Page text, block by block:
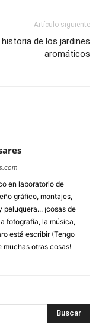
Artículo siguiente
historia de los jardines
aromáticos
en laboratorio de
gráfico, montajes,
¡cosas de
fotografía, la música,
está escribir (Tengo
muchas otras cosas!